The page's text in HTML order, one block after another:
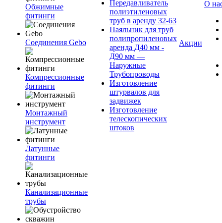
Обжимные
фитинги
Соединения Gebo
Компрессионные
фитинги
Монтажный
инструмент
Латунные
фитинги
Канализационные
трубы
Передавливатель
полиэтиленовых
труб в аренду 32-63
Паяльник для труб
полипропиленовых
аренда Д40 мм -
Д90 мм —
Наружные
Трубопроводы
Изготовление
штурвалов для
задвижек
Изготовление
телескопических
штоков
Акции
О